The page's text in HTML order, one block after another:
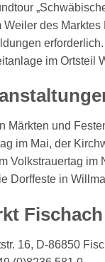
Weiler des
im Ortsteil
Märkten und
im Mai, der
Volkstrauertag im
Dorffeste in
Fischach
16, D-86850